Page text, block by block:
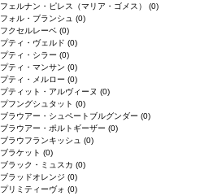
フェルナン・ピレス（マリア・ゴメス） (0)
フォル・ブランシュ (0)
フクセルレーベ (0)
プティ・ヴェルド (0)
プティ・シラー (0)
プティ・マンサン (0)
プティ・メルロー (0)
プティット・アルヴィーヌ (0)
プフングシュタット (0)
ブラウアー・シュペートブルグンダー (0)
ブラウアー・ポルトギーザー (0)
ブラウフランキッシュ (0)
ブラケット (0)
ブラック・ミュスカ (0)
ブラッドオレンジ (0)
プリミティーヴォ (0)